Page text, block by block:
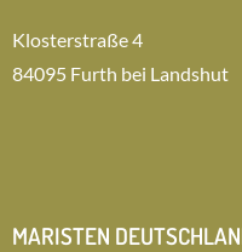
Klosterstraße 4
84095 Furth bei Landshut
MARISTEN